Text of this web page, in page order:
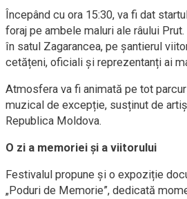
Începând cu ora 15:30, va fi dat
foraj pe ambele maluri ale râului
în satul Zagarancea, pe șantierul
cetățeni, oficiali și reprezentanți ai
Atmosfera va fi animată pe tot
muzical de excepție, susținut de
Republica Moldova.
O zi a memoriei și a viitorului
Festivalul propune și o expoziție
„Poduri de Memorie”, dedicată